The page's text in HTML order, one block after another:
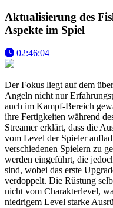
Aktualisierung des
Aspekte im Spiel
02:46:04
Der Fokus liegt auf dem
Angeln nicht nur
auch im Kampf-Bereich
ihre Fertigkeiten während
Streamer erklärt, dass die
vom Level der Spieler
verschiedenen Spielern zu
werden eingeführt, die
sind, wobei das erste
verdoppelt. Die Rüstung
nicht vom Charakterlevel,
niedrigem Level starke